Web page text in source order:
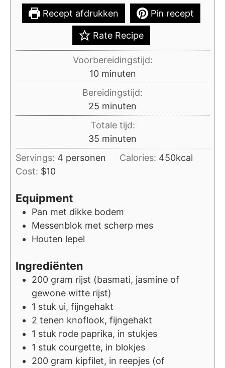
Recept afdrukken Pin recept
Rate Recipe
Voorbereidingstijd:
10minuten
minuten
Bereidingstijd:
25 minuten
minuten
Totale tijd:
35 minuten
minuten
Servings: 4 personen Calories: 450kcal
Cost: $10
Equipment
Pan met dikke bodem
Messenblok met scherp mes
Houten lepel
Ingrediënten
200 gram rijst (basmati, jasmine of
gewone witte rijst)
1 stuk ui, fijngehakt
2 tenen knoflook, fijngehakt
1 stuk rode paprika, in stukjes
1 stuk courgette, in blokjes
200 gram kipfilet, in reepjes (of